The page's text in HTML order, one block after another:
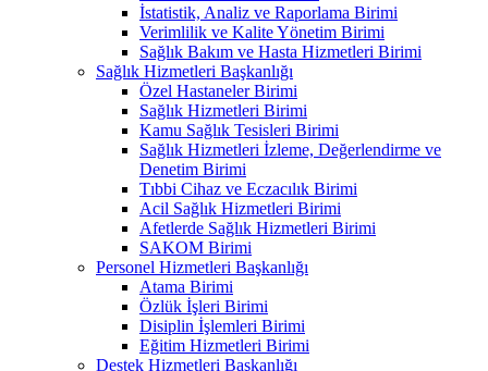
İstatistik, Analiz ve Raporlama Birimi
Verimlilik ve Kalite Yönetim Birimi
Sağlık Bakım ve Hasta Hizmetleri Birimi
Sağlık Hizmetleri Başkanlığı
Özel Hastaneler Birimi
Sağlık Hizmetleri Birimi
Kamu Sağlık Tesisleri Birimi
Sağlık Hizmetleri İzleme, Değerlendirme ve
Denetim Birimi
Tıbbi Cihaz ve Eczacılık Birimi
Acil Sağlık Hizmetleri Birimi
Afetlerde Sağlık Hizmetleri Birimi
SAKOM Birimi
Personel Hizmetleri Başkanlığı
Atama Birimi
Özlük İşleri Birimi
Disiplin İşlemleri Birimi
Eğitim Hizmetleri Birimi
Destek Hizmetleri Başkanlığı